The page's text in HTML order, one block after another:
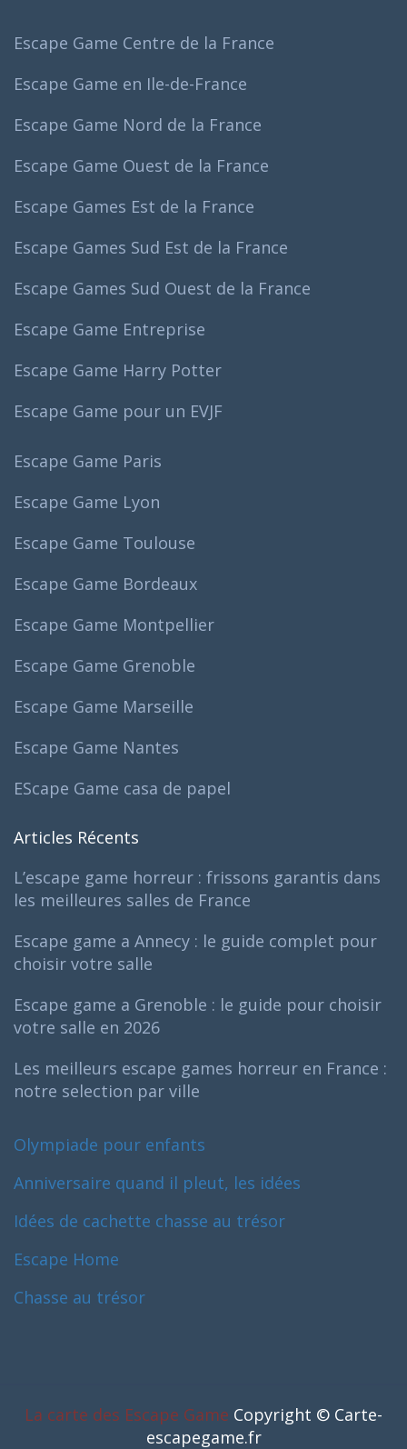
Escape Game Centre de la France
Escape Game en Ile-de-France
Escape Game Nord de la France
Escape Game Ouest de la France
Escape Games Est de la France
Escape Games Sud Est de la France
Escape Games Sud Ouest de la France
Escape Game Entreprise
Escape Game Harry Potter
Escape Game pour un EVJF
Escape Game Paris
Escape Game Lyon
Escape Game Toulouse
Escape Game Bordeaux
Escape Game Montpellier
Escape Game Grenoble
Escape Game Marseille
Escape Game Nantes
EScape Game casa de papel
Articles Récents
L’escape game horreur : frissons garantis dans
les meilleures salles de France
Escape game a Annecy : le guide complet pour
choisir votre salle
Escape game a Grenoble : le guide pour choisir
votre salle en 2026
Les meilleurs escape games horreur en France :
notre selection par ville
Olympiade pour enfants
Anniversaire quand il pleut, les idées
Idées de cachette chasse au trésor
Escape Home
Chasse au trésor
La carte des Escape Game Copyright © Carte-
escapegame.fr